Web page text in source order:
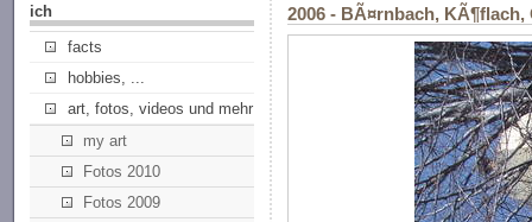
ich
facts
hobbies, ...
art, fotos, videos und mehr
my art
Fotos 2010
Fotos 2009
2006 - BÃ¤rnbach, KÃ¶flach,